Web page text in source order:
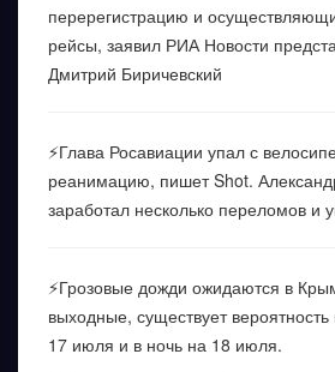
перерегистрацию и
рейсы, заявил РИА Новости
Дмитрий Биричевский
⚡️Глава Росавиации упал с
реанимацию, пишет Shot.
заработал несколько переломов и
⚡️Грозовые дожди ожидаются в
выходные, существует
17 июля и в ночь на 18 июля.